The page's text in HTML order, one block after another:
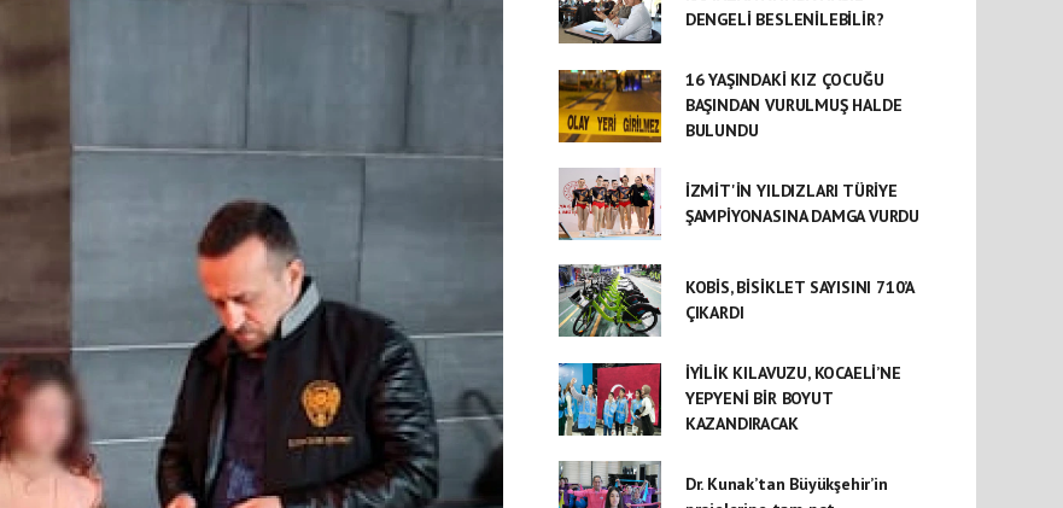
DENGELİ BESLENİLEBİLİR?
16 YAŞINDAKİ KIZ ÇOCUĞU
BAŞINDAN VURULMUŞ HALDE
BULUNDU
İZMİT'İN YILDIZLARI TÜRİYE
ŞAMPİYONASINA DAMGA VURDU
KOBİS, BİSİKLET SAYISINI 710’A
ÇIKARDI
İYİLİK KILAVUZU, KOCAELİ’NE
YEPYENİ BİR BOYUT
KAZANDIRACAK
Dr. Kunak’tan Büyükşehir’in